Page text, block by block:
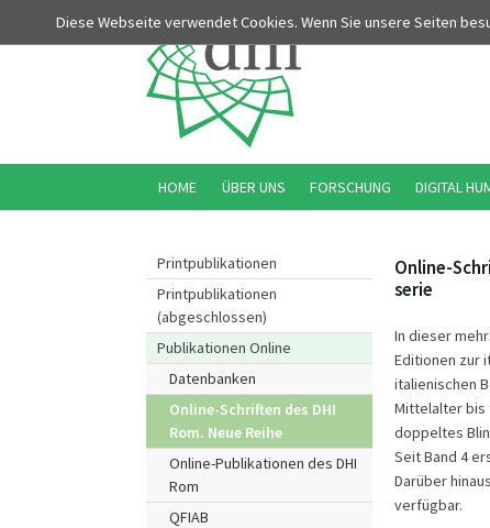
Diese Webseite verwendet Cookies. Wenn Sie unsere Seiten
Printpublikationen
Printpublikationen
(abgeschlossen)
Publikationen Online
Datenbanken
Online-Schriften des DHI
Rom. Neue Reihe
Online-Publikationen des DHI
Rom
QFIAB
Online-
serie
In dieser
Editionen zur
italienischen
Mittelalter bis
doppeltes
Seit Band 4
Darüber
verfügbar.
HOME ÜBER UNS FORSCHUNG DIGITAL